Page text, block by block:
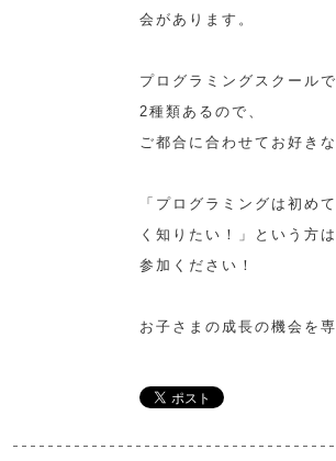
会があります。
プログラミングスクール
2種類あるので、
ご都合に合わせてお好き
「プログラミングは初め
く知りたい！」という方
参加ください！
お子さまの成長の機会を